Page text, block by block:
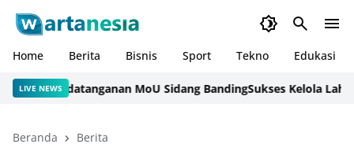
Home Berita Bisnis Sport Tekno Edukasi
LIVE NEWS MoU Sidang BandingSukses Kelola Lahan
Beranda Berita